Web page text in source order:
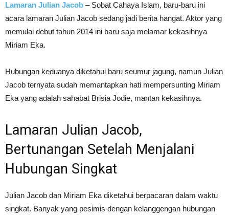
Lamaran Julian Jacob – Sobat Cahaya Islam, baru-baru ini
acara lamaran Julian Jacob sedang jadi berita hangat. Aktor yang
memulai debut tahun 2014 ini baru saja melamar kekasihnya
Miriam Eka.
Hubungan keduanya diketahui baru seumur jagung, namun Julian
Jacob ternyata sudah memantapkan hati mempersunting Miriam
Eka yang adalah sahabat Brisia Jodie, mantan kekasihnya.
Lamaran Julian Jacob,
Bertunangan Setelah Menjalani
Hubungan Singkat
Julian Jacob dan Miriam Eka diketahui berpacaran dalam waktu
singkat. Banyak yang pesimis dengan kelanggengan hubungan